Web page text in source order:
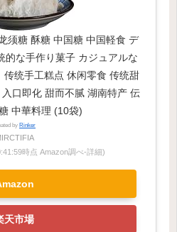
须糖 酥糖 中国糖 中国軽食 デ
的な手作り菓子 カジュアルな
传统手工糕点 休闲零食 传统甜
口即化 甜而不腻 湖南特产 伝
中華料理 (10袋)
byRinker
時点 Amazon調べ-詳細)
天市場